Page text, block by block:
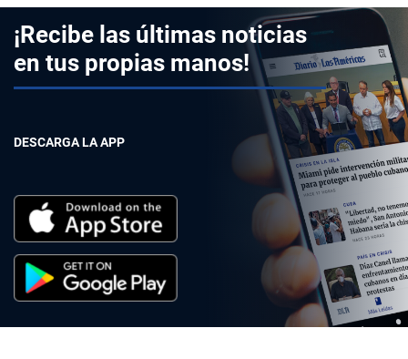
¡Recibe las últimas noticias
en tus propias manos!
DESCARGA LA APP